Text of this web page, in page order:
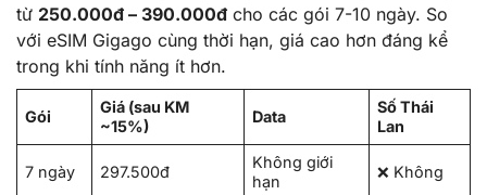
từ 250.000đ – 390.000đ cho các gói 7-10 ngày. So
với eSIM Gigago cùng thời hạn, giá cao hơn đáng kể
trong khi tính năng ít hơn.
Gói
Giá (sau KM
~15%)
Data
Số Thái
Lan
7 ngày 297.500đ
Không giới
hạn
❌ Không